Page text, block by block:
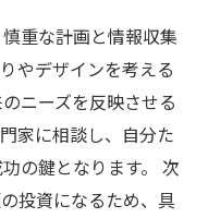
重な計画と情報収集
やデザインを考える
ニーズを反映させる
家に相談し、自分た
の鍵となります。 次
投資になるため、具